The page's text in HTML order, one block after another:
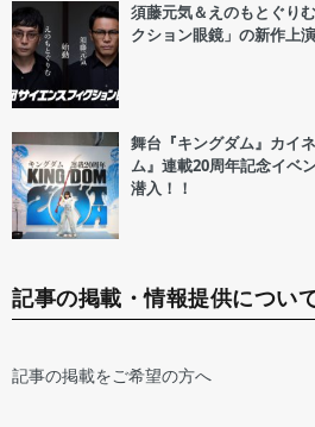
須藤元気＆えのもとぐり
クション眼鏡」の新作上
舞台『キングダム』カイ
ム』連載20周年記念イベ
潜入！！
記事の掲載・情報提供につい
記事の掲載をご希望の方へ